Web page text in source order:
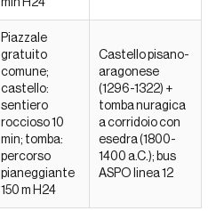
Piazzale
gratuito
comune;
castello:
sentiero
roccioso 10
min; tomba:
percorso
pianeggiante
150 m H24
Castello pisano-
aragonese
(1296-1322) +
tomba nuragica
a corridoio con
esedra (1800-
1400 a.C.); bus
ASPO linea 12